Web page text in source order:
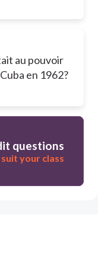
au pouvoir
en 1962?
questions
your class